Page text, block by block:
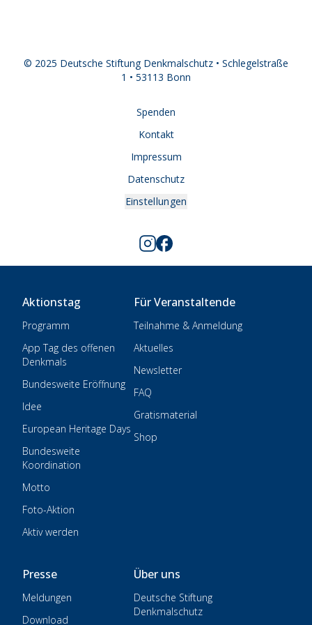
© 2025 Deutsche Stiftung Denkmalschutz • Schlegelstraße
1 • 53113 Bonn
Spenden
Kontakt
Impressum
Datenschutz
Einstellungen
Aktionstag
Programm
App Tag des offenen
Denkmals
Bundesweite Eröffnung
Idee
European Heritage Days
Bundesweite
Koordination
Motto
Foto-Aktion
Aktiv werden
Für Veranstaltende
Teilnahme & Anmeldung
Aktuelles
Newsletter
FAQ
Gratismaterial
Shop
Presse
Meldungen
Download
Über uns
Deutsche Stiftung
Denkmalschutz